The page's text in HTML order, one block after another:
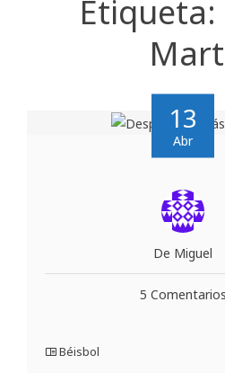
Etiqueta:
13
Abr
De Miguel
5 Comentarios
Béisbol